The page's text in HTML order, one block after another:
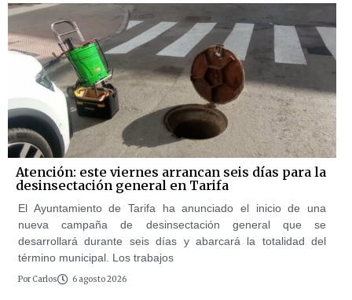
Atención: este viernes arrancan seis días para la
desinsectación general en Tarifa
El Ayuntamiento de Tarifa ha anunciado el inicio de una
nueva campaña de desinsectación general que se
desarrollará durante seis días y abarcará la totalidad del
término municipal. Los trabajos
Por Carlos 6 agosto 2026